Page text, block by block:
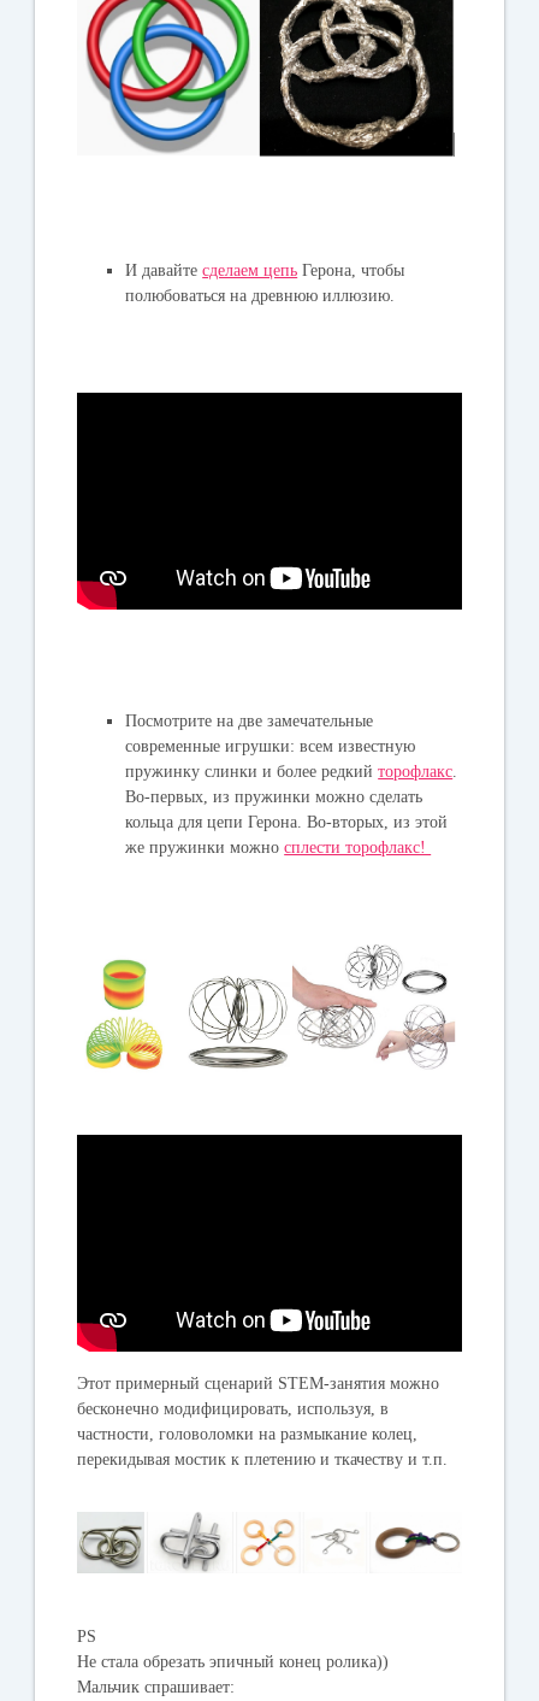
И давайтесделаем цепь Герона, чтобы
полюбоваться на древнюю иллюзию.
Посмотрите на две замечательные
современные игрушки: всем известную
пружинку слинки и более редкийторофлакс
Во-первых, из пружинки можно сделать
кольца для цепи Герона. Во-вторых, из этой
же пружинки можносплести торофлакс!
Этот примерный сценарий STEM-занятия можно
бесконечно модифицировать, используя, в
частности, головоломки на размыкание колец,
перекидывая мостик к плетению и ткачеству и т.п.
PS
Не стала обрезать эпичный конец ролика))
Мальчик спрашивает: